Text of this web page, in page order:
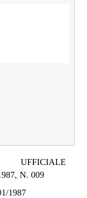
N. 009
1987